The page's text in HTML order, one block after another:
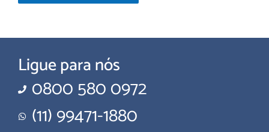
Ligue para nós
0800 580 0972
(11) 99471-1880